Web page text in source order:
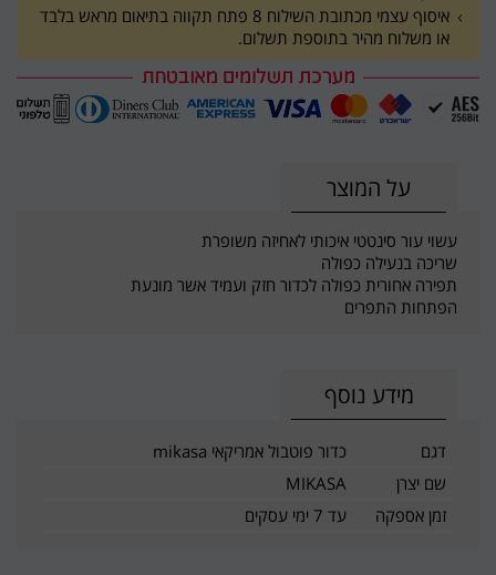
איסוף עצמי מכתובת השילוח 8 פתח תקווה בתיאום מראש בלבד
או משלוח מהיר בתוספת תשלום.
על המוצר
עשוי עור סינטטי איכותי לאחיזה משופרת
שריכה בנעילה כפולה
תפירה אחורית כפולה לכדור חזק ועמיד אשר מונעת
הפתחות התפרים
מידע נוסף
דגם
כדור פוטבול אמריקאי mikasa
שם יצרן
MIKASA
זמן אספקה
עד 7 ימי עסקים